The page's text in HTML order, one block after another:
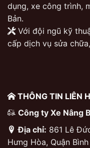
dụng, xe công trình,
Bản.
Với đội ngũ kỹ
cấp dịch vụ sửa
THÔNG TIN LIÊN
Công ty Xe Nâng
Địa chỉ: 861 Lê
Hưng Hòa, Quận